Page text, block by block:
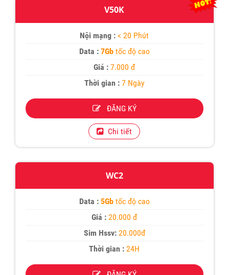
V50K
Nội mạng : < 20 Phút
Data :7Gb tốc độ cao
Giá :7.000 đ
Thời gian :7 Ngày
ĐĂNG KÝ
Chi tiết
WC2
Data :5Gb tốc độ cao
Giá :20.000 đ
Sim Hssv:20.000đ
Thời gian : 24H